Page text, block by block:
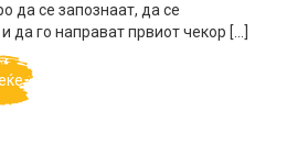
да се запознаат, да се
да го направат првиот чекор […]